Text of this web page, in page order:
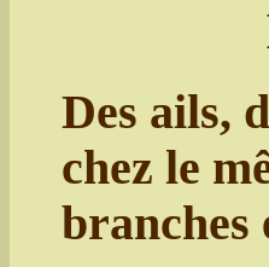
Des ails,
chez le
branches